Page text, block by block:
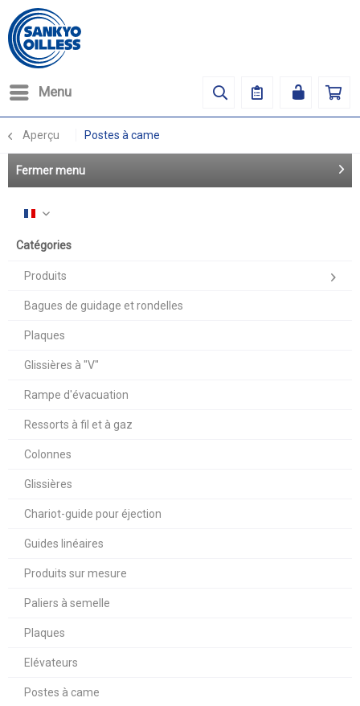
Menu
Aperçu Postes à came
Fermer menu
Français
Catégories
Produits
Bagues de guidage et rondelles
Plaques
Glissières à "V"
Rampe d'évacuation
Ressorts à fil et à gaz
Colonnes
Glissières
Chariot-guide pour éjection
Guides linéaires
Produits sur mesure
Paliers à semelle
Plaques
Elévateurs
Postes à came